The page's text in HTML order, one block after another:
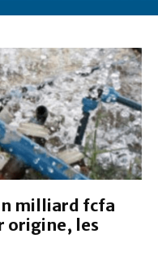
milliard fcfa
origine, les